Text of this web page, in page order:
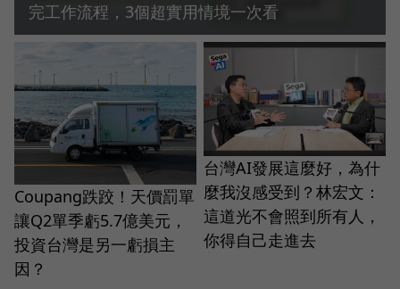
完工作流程，3個超實用情境一次看
Coupang跌跤！天價罰單
讓Q2單季虧5.7億美元，
投資台灣是另一虧損主
因？
台灣AI發展這麼好，為什
麼我沒感受到？林宏文：
這道光不會照到所有人，
你得自己走進去